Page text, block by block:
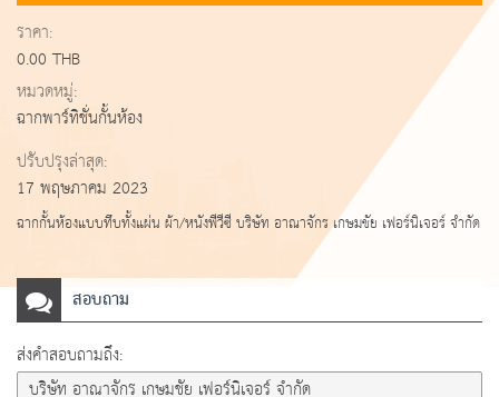
ราคา:
0.00 THB
หมวดหมู่:
ฉากพาร์ทิชั่นกั้นห้อง
ปรับปรุงล่าสุด:
17 พฤษภาคม 2023
ฉากกั้นห้องแบบทึบทั้งแผ่น ผ้า/หนังพีวีซี บริษัท อาณาจักร เกษมชัย เฟอร์นิเจอร์ จำกัด
สอบถาม
ส่งคำสอบถามถึง: